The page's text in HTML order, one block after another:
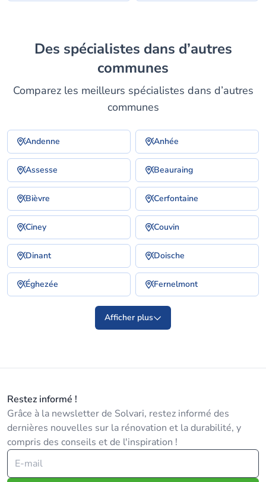
Des spécialistes dans d’autres
communes
Comparez les meilleurs spécialistes dans d’autres
communes
Andenne Anhée
Assesse Beauraing
Bièvre Cerfontaine
Ciney Couvin
Dinant Doische
Éghezée Fernelmont
Afficher plus
Restez informé !
Grâce à la newsletter de Solvari, restez informé des
dernières nouvelles sur la rénovation et la durabilité, y
compris des conseils et de l'inspiration !